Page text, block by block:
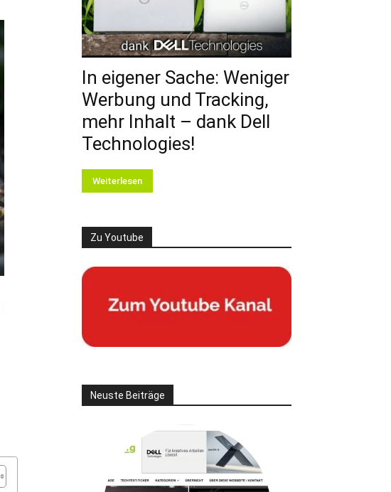
In eigener Sache: Weniger
Werbung und Tracking,
mehr Inhalt – dank Dell
Technologies!
Weiterlesen
Zu Youtube
Neuste Beiträge